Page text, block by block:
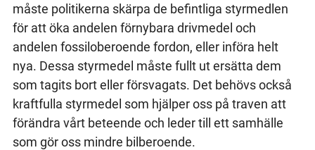
måste politikerna skärpa de befintliga styrmedlen
för att öka andelen förnybara drivmedel och
andelen fossiloberoende fordon, eller införa helt
nya. Dessa styrmedel måste fullt ut ersätta dem
som tagits bort eller försvagats. Det behövs också
kraftfulla styrmedel som hjälper oss på traven att
förändra vårt beteende och leder till ett samhälle
som gör oss mindre bilberoende.